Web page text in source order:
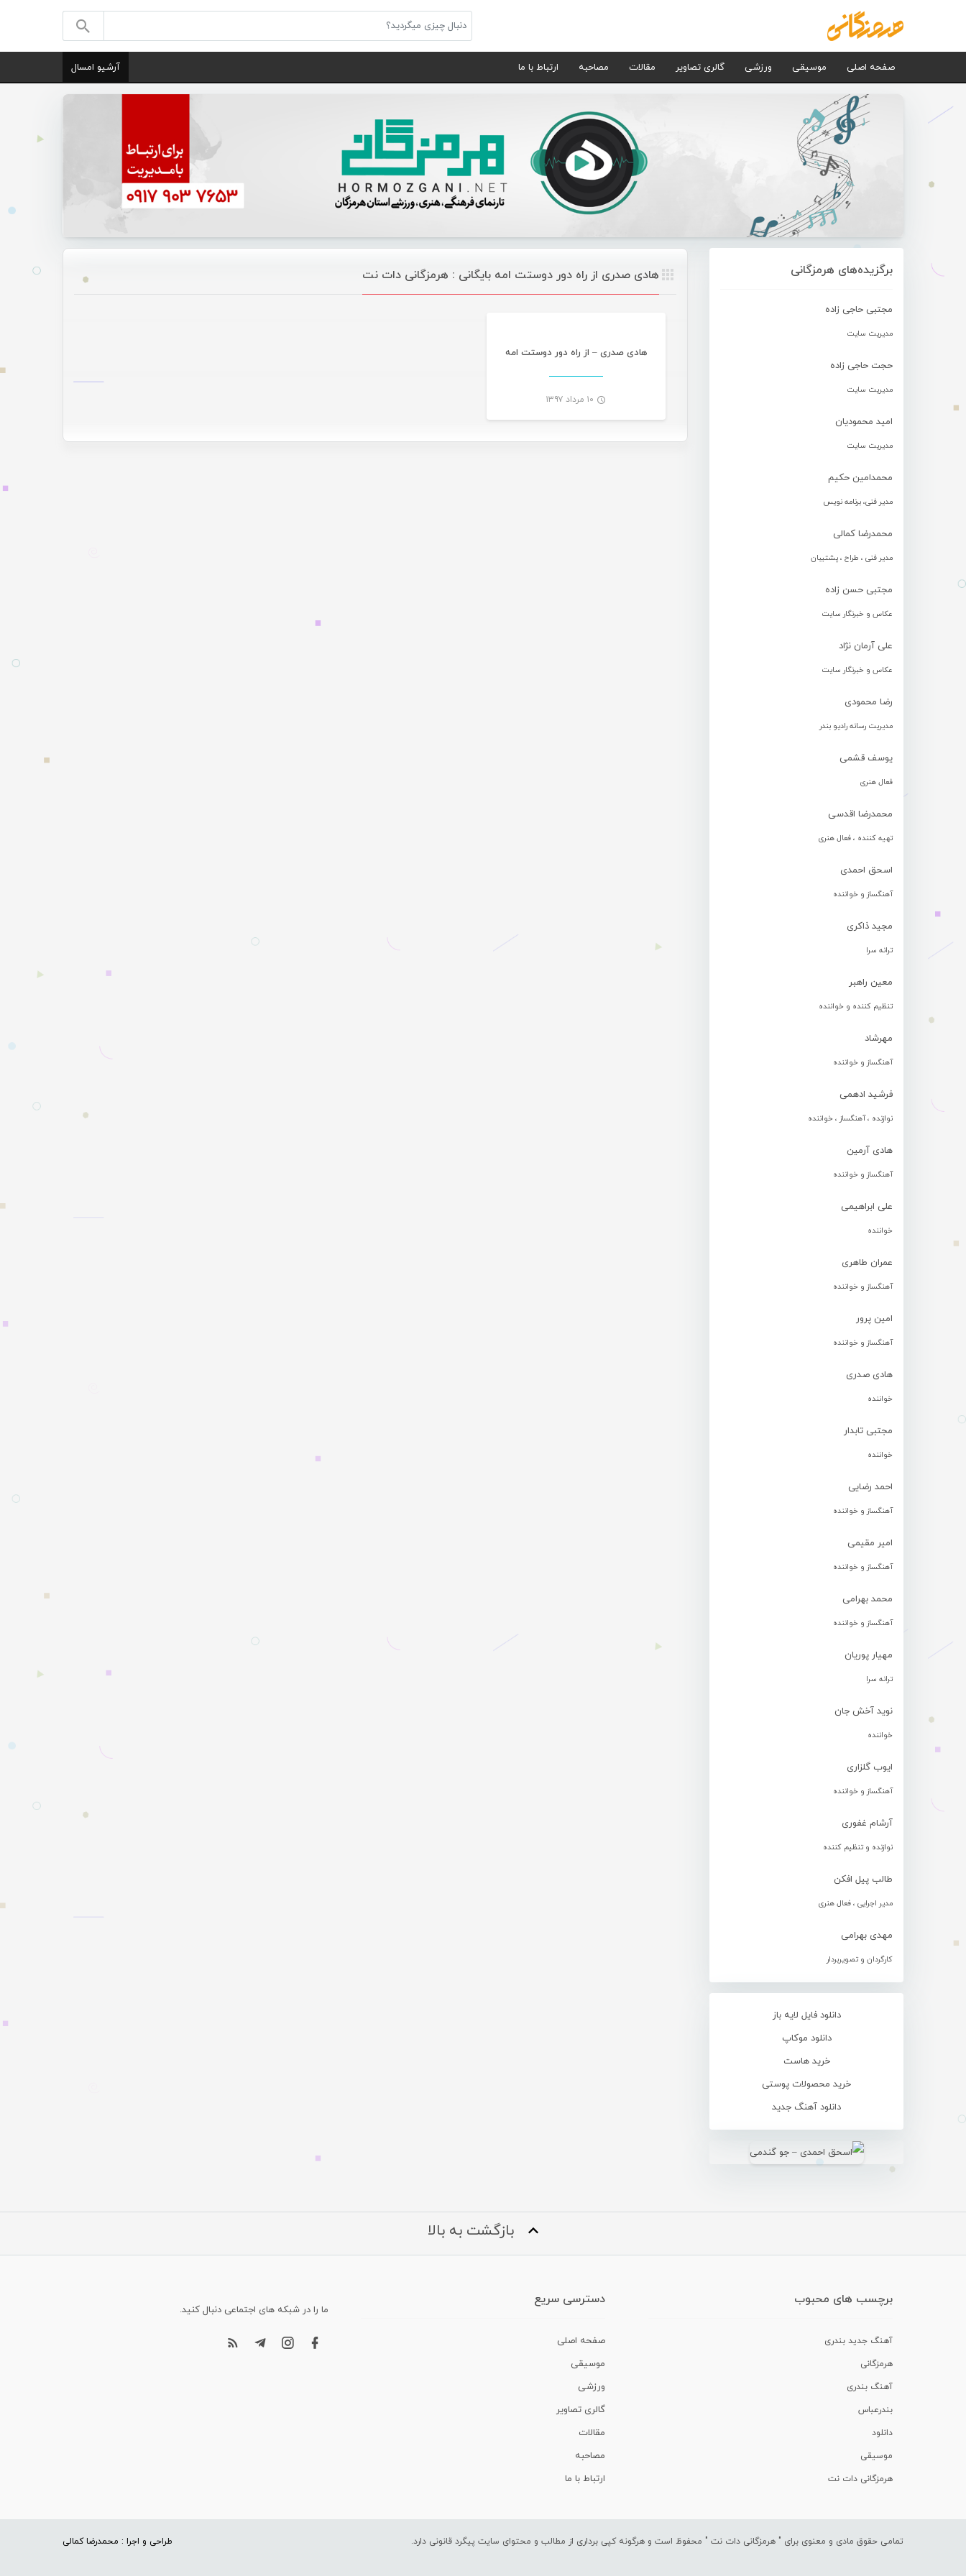
صفحه اصلی موسیقی ورزشی گالری تصاویر مقالات مصاحبه ارتباط با ما آرشیو امسال
برگزیده‌های هرمزگانی
مجتبی حاجی زاده
مدیریت سایت
حجت حاجی زاده
مدیریت سایت
امید محمودیان
مدیریت سایت
محمدامین حکیم
مدیر فنی، برنامه نویس
محمدرضا کمالی
مدیر فنی ، طراح ، پشتیبان
مجتبی حسن زاده
عکاس و خبرنگار سایت
علی آرمان نژاد
عکاس و خبرنگار سایت
رضا محمودی
مدیریت رسانه رادیو بندر
یوسف قشمی
فعال هنری
محمدرضا اقدسی
تهیه کننده ، فعال هنری
اسحق احمدی
آهنگساز و خواننده
مجید ذاکری
ترانه سرا
معین راهبر
تنظیم کننده و خواننده
مهرشاد
آهنگساز و خواننده
فرشید ادهمی
نوازنده ، آهنگساز ، خواننده
هادی آرمین
آهنگساز و خواننده
علی ابراهیمی
خواننده
عمران طاهری
آهنگساز و خواننده
امین پرور
آهنگساز و خواننده
هادی صدری
خواننده
مجتبی تابدار
خواننده
احمد رضایی
آهنگساز و خواننده
امیر مقیمی
آهنگساز و خواننده
محمد بهرامی
آهنگساز و خواننده
مهیار پوریان
ترانه سرا
نوید آخش جان
خواننده
ایوب گلزاری
آهنگساز و خواننده
آرشام غفوری
نوازنده و تنظیم کننده
طالب پیل افکن
مدیر اجرایی ، فعال هنری
مهدی بهرامی
کارگردان و تصویربردار
دانلود فایل لایه باز
دانلود موکاپ
خرید هاست
خرید محصولات پوستی
دانلود آهنگ جدید
هادی صدری از راه دور دوستت امه بایگانی : هرمزگانی دات نت
هادی صدری – از راه دور دوستت امه
۱۰ مرداد ۱۳۹۷
بازگشت به بالا
برچسب های محبوب
آهنگ جدید بندری
هرمزگانی
آهنگ بندری
بندرعباس
دانلود
موسیقی
هرمزگانی دات نت
دسترسی سریع
صفحه اصلی
موسیقی
ورزشی
گالری تصاویر
مقالات
مصاحبه
ارتباط با ما
ما را در شبکه های اجتماعی دنبال کنید.
تمامی حقوق مادی و معنوی برای " هرمزگانی دات نت " محفوظ است و هرگونه کپی برداری از مطالب و محتوای سایت پیگرد قانونی دارد. طراحی و اجرا : محمدرضا کمالی